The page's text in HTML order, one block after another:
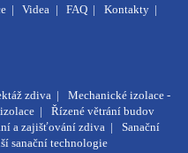
Videa FAQ
Kontakty
zdiva
Mechanické izolace -
Řízené větrání budov
a zajišťování zdiva
Sanační
sanační technologie